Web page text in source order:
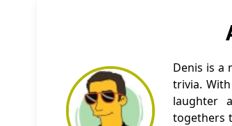
Denis is a
trivia.
laughter
togethers